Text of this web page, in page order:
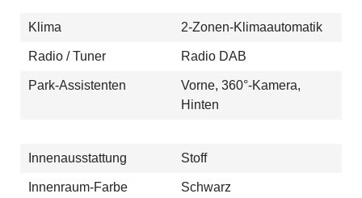
Klima 2-Zonen-Klimaautomatik
Radio / Tuner Radio DAB
Park-Assistenten
Vorne, 360°-Kamera,
Hinten
Innenausstattung Stoff
Innenraum-Farbe Schwarz